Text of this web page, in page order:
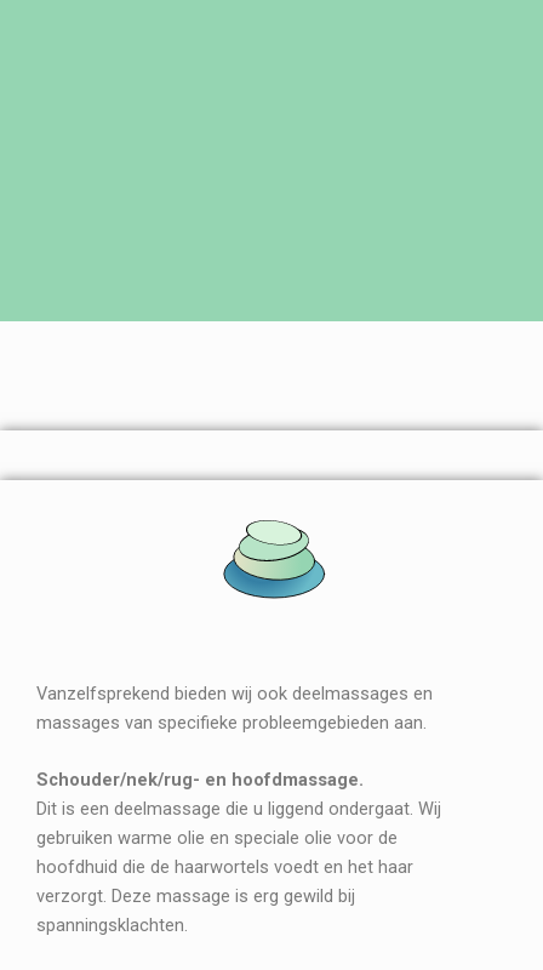
Vanzelfsprekend bieden wij ook deelmassages en
massages van specifieke probleemgebieden aan.
Schouder/nek/rug- en hoofdmassage.
Dit is een deelmassage die u liggend ondergaat. Wij
gebruiken warme olie en speciale olie voor de
hoofdhuid die de haarwortels voedt en het haar
verzorgt. Deze massage is erg gewild bij
spanningsklachten.